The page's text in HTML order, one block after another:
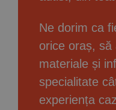
Ne dorim ca
orice oraș, să
materiale și
specialitate
experiența